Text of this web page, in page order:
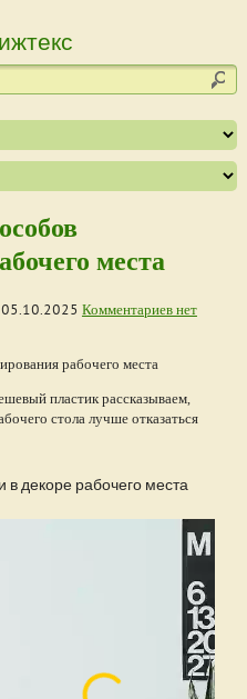
места
05.10.2025 Комментариев нет
пластик рассказываем,
стола лучше отказаться
декоре рабочего места